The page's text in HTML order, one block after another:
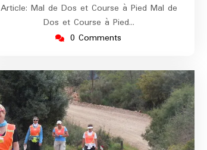
Article: Mal de Dos et Course à Pied Mal de
Dos et Course à Pied…
0 Comments